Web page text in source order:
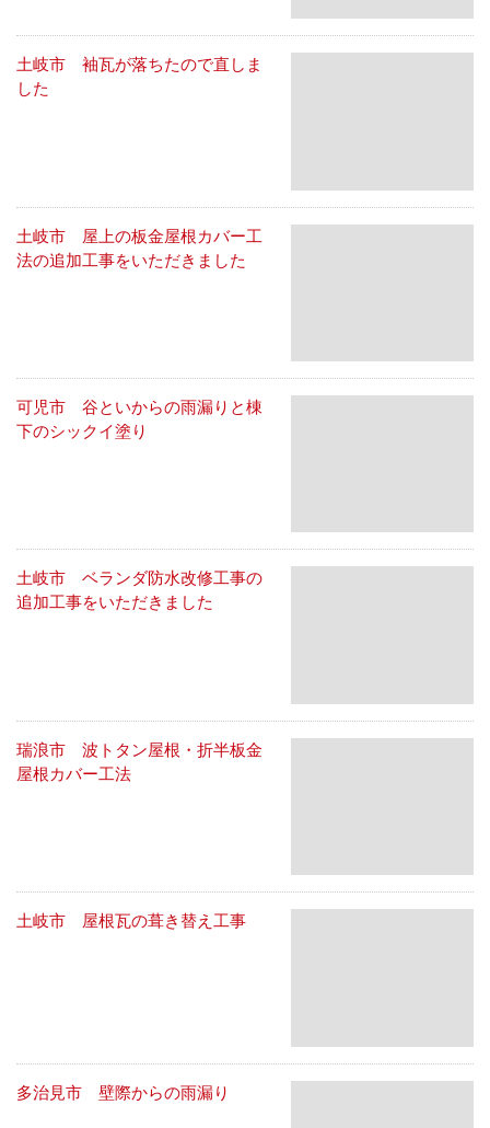
土岐市 袖瓦が落ちたので直しま
した
土岐市 屋上の板金屋根カバー工
法の追加工事をいただきました
可児市 谷といからの雨漏りと棟
下のシックイ塗り
土岐市 ベランダ防水改修工事の
追加工事をいただきました
瑞浪市 波トタン屋根・折半板金
屋根カバー工法
土岐市 屋根瓦の葺き替え工事
多治見市 壁際からの雨漏り